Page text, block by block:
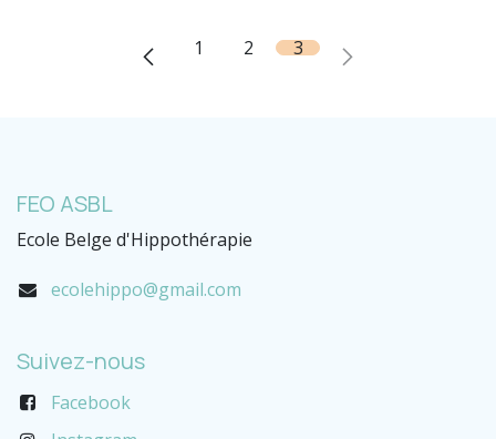
1 2 3
FEO ASBL
Ecole Belge d'Hippothérapie
ecolehippo@gmail.com
Suivez-nous
Facebook